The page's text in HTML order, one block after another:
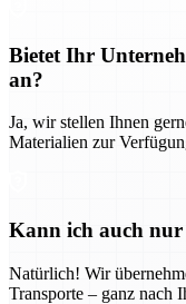
Bietet Ihr
an?
Ja, wir stellen Ihnen
Materialien zur
Kann ich auch nur
Natürlich! Wir
Transporte – ganz nach